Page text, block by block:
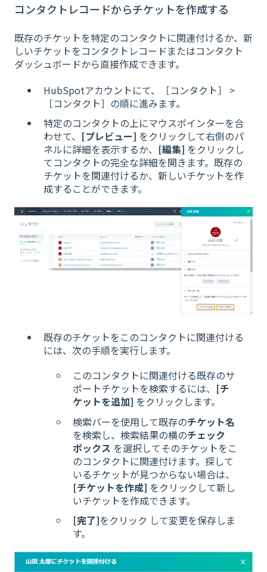
コンタクトレコードからチケットを作成する
既存のチケットを特定のコンタクトに関連付けるか、新
しいチケットをコンタクトレコードまたはコンタクト
ダッシュボードから直接作成できます。
HubSpotアカウントにて、［コンタクト］ >
［コンタクト］の順に進みます。
特定のコンタクトの上にマウスポインターを合
わせて、 [プレビュー] をクリックして右側のパ
ネルに詳細を表示するか、 [編集] をクリックし
てコンタクトの完全な詳細を開きます。既存の
チケットを関連付けるか、新しいチケットを作
成することができます。
既存のチケットをこのコンタクトに関連付ける
には、次の手順を実行します。
このコンタクトに関連付ける既存のサ
ポートチケットを検索するには、 [チ
ケットを追加] をクリックします。
検索バーを使用して既存のチケット名
を検索し、検索結果の横のチェック
ボックス を選択してそのチケットをこ
のコンタクトに関連付けます。探して
いるチケットが見つからない場合は、
[チケットを作成] をクリックして新し
いチケットを作成できます。
[完了]をクリック して変更を保存しま
す。